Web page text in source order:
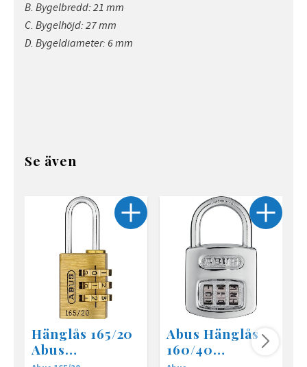
B. Bygelbredd: 21 mm
C. Bygelhöjd: 27 mm
D. Bygeldiameter: 6 mm
Se även
Hänglås 165/20
Abus
Abus Hänglås
160/40